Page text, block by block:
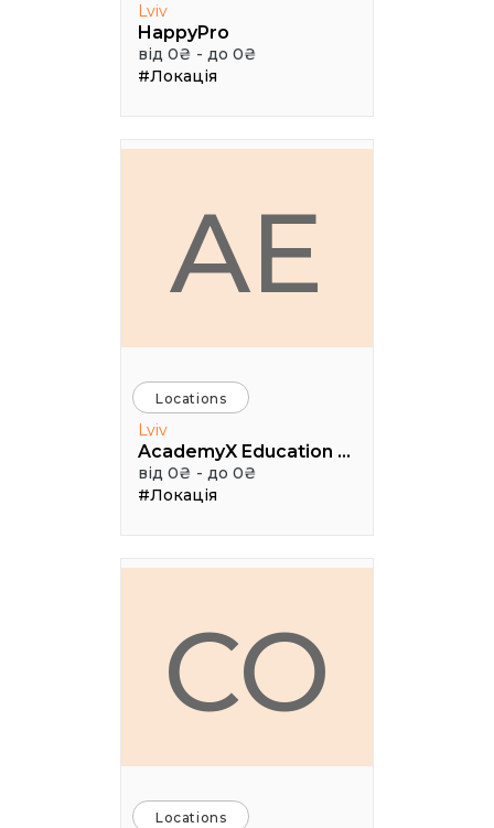
Lviv
HappyPro
від 0₴ - до 0₴
#Локація
AE
Locations
Lviv
AcademyX Education Hub
від 0₴ - до 0₴
#Локація
CO
Locations